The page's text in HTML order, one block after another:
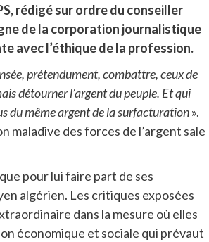
rédigé sur ordre du conseiller
de la corporation journalistique
avec l’éthique de la profession.
prétendument, combattre, ceux de
détourner l’argent du peuple. Et qui
du même argent de la surfacturation».
maladive des forces de l’argent sale
pour lui faire part de ses
algérien. Les critiques exposées
dans la mesure où elles
économique et sociale qui prévaut